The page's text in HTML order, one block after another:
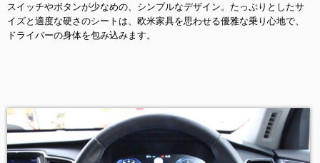
スイッチやボタンが少なめの、シンプルなデザイン。たっぷりとしたサ
イズと適度な硬さのシートは、欧米家具を思わせる優雅な乗り心地で、
ドライバーの身体を包み込みます。